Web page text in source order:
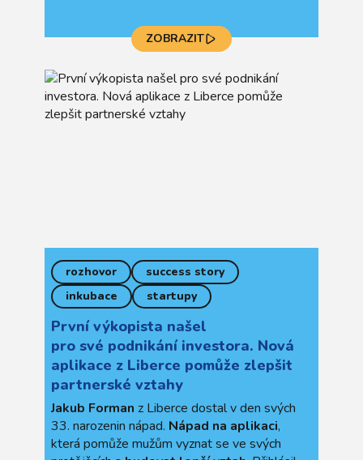
strojového učeníaumělé
a takév 3D technologiích –
ZOBRAZIT
rozhovor
success story
inkubace
startupy
První výkopista našel
pro své podnikání investora. Nová
aplikace z Liberce pomůže zlepšit
partnerské vztahy
Jakub Forman z Liberce dostal v den svých
33. narozenin nápad. Nápad na aplikaci,
která pomůže mužům vyznat se ve svých